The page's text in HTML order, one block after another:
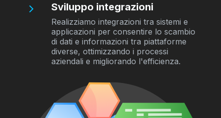
Sviluppo integrazioni
Realizziamo integrazioni tra sistemi e
applicazioni per consentire lo scambio
di dati e informazioni tra piattaforme
diverse, ottimizzando i processi
aziendali e migliorando l'efficienza.